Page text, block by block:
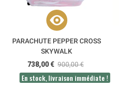
PARACHUTE PEPPER CROSS
SKYWALK
738,00 € 900,00 €
En stock, livraison immédiate !